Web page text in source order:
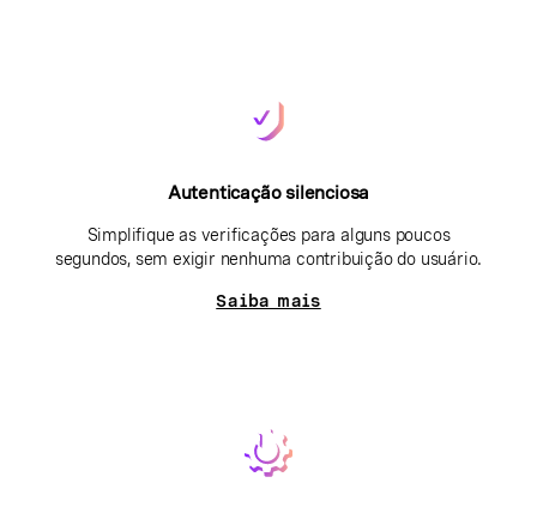
Autenticação silenciosa
Simplifique as verificações para alguns poucos
segundos, sem exigir nenhuma contribuição do usuário.
Saiba mais